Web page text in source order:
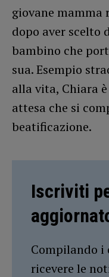
giovane mamma
dopo aver scelto
bambino che
sua. Esempio
alla vita, Chiara
attesa che si
beatificazione.
Iscriviti
Compilando i
ricevere le